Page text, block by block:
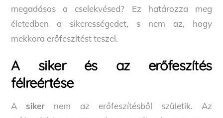
megadásos a cselekvésed? Ez határozza meg
életedben a sikerességedet, s nem az, hogy
mekkora erőfeszítést teszel.
A siker és az erőfeszítés
félreértése
Asiker nem az erőfeszítésből születik. Az